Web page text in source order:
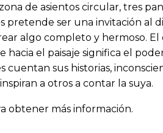
de asientos circular, tres
ser una invitación al
algo completo y hermoso.
hacia el paisaje significa el
cuentan sus historias,
a otros a contar la suya.
obtener más información.